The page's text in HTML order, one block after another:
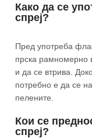
Како да се
спреј?
Пред употреба
прска рамномерно
и да се втрива.
потребно е да се
пелените.
Кои се
спреј?